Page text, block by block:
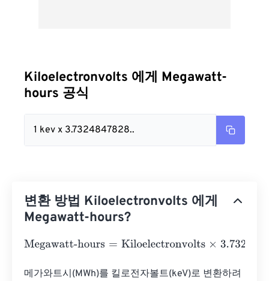
Kiloelectronvolts 에게 Megawatt-
hours 공식
1 kev x 3.7324847828..
변환 방법 Kiloelectronvolts 에게
Megawatt-hours?
Megawatt-hours=Kiloelectronvolts×
메가와트시(MWh)를 킬로전자볼트(keV)로 변환하려